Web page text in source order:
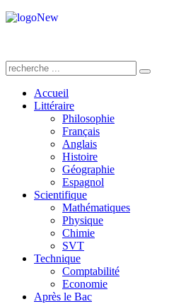
Accueil
Littéraire
Philosophie
Français
Anglais
Histoire
Géographie
Espagnol
Scientifique
Mathématiques
Physique
Chimie
SVT
Technique
Comptabilité
Economie
Après le Bac